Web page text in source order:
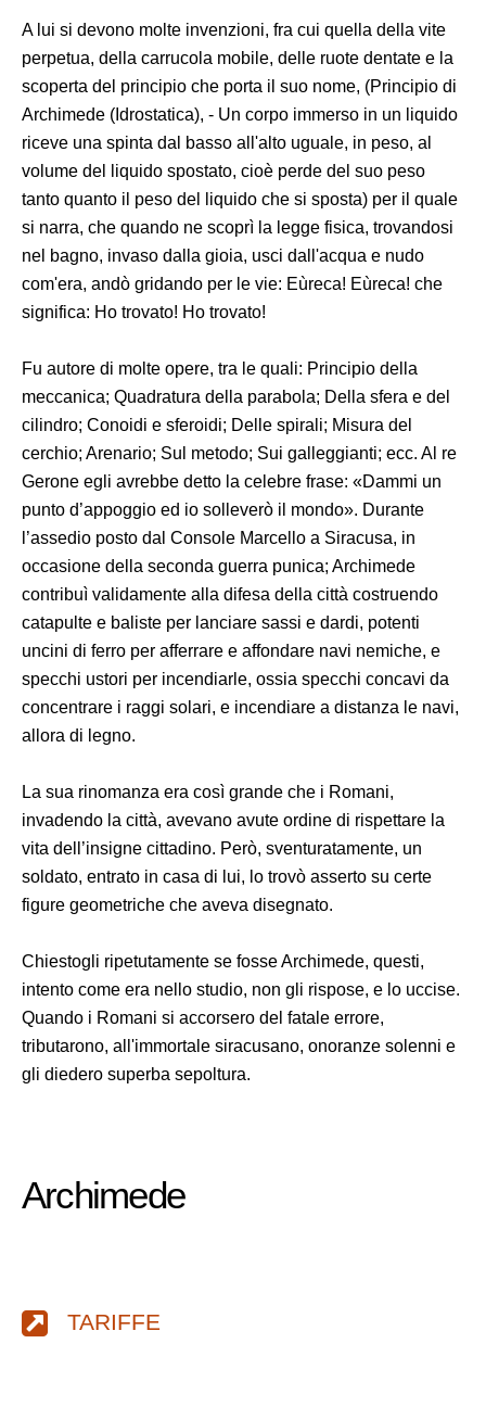
A lui si devono molte invenzioni, fra cui quella della vite
perpetua, della carrucola mobile, delle ruote dentate e la
scoperta del principio che porta il suo nome, (Principio di
Archimede (Idrostatica), - Un corpo immerso in un liquido
riceve una spinta dal basso all'alto uguale, in peso, al
volume del liquido spostato, cioè perde del suo peso
tanto quanto il peso del liquido che si sposta) per il quale
si narra, che quando ne scoprì la legge fisica, trovandosi
nel bagno, invaso dalla gioia, usci dall'acqua e nudo
com'era, andò gridando per le vie: Eùreca! Eùreca! che
significa: Ho trovato! Ho trovato!
Fu autore di molte opere, tra le quali: Principio della
meccanica; Quadratura della parabola; Della sfera e del
cilindro; Conoidi e sferoidi; Delle spirali; Misura del
cerchio; Arenario; Sul metodo; Sui galleggianti; ecc. Al re
Gerone egli avrebbe detto la celebre frase: «Dammi un
punto d’appoggio ed io solleverò il mondo». Durante
l’assedio posto dal Console Marcello a Siracusa, in
occasione della seconda guerra punica; Archimede
contribuì validamente alla difesa della città costruendo
catapulte e baliste per lanciare sassi e dardi, potenti
uncini di ferro per afferrare e affondare navi nemiche, e
specchi ustori per incendiarle, ossia specchi concavi da
concentrare i raggi solari, e incendiare a distanza le navi,
allora di legno.
La sua rinomanza era così grande che i Romani,
invadendo la città, avevano avute ordine di rispettare la
vita dell’insigne cittadino. Però, sventuratamente, un
soldato, entrato in casa di lui, lo trovò asserto su certe
figure geometriche che aveva disegnato.
Chiestogli ripetutamente se fosse Archimede, questi,
intento come era nello studio, non gli rispose, e lo uccise.
Quando i Romani si accorsero del fatale errore,
tributarono, all'immortale siracusano, onoranze solenni e
gli diedero superba sepoltura.
Archimede
TARIFFE